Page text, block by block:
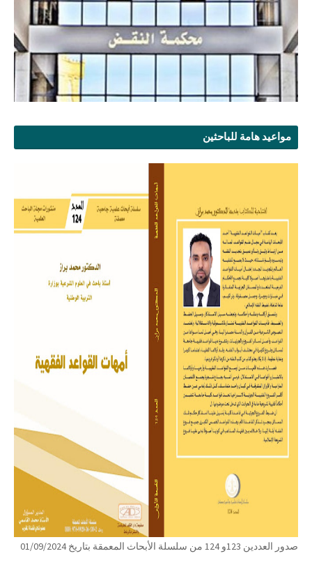
مواعيد هامة للباحثين
صدور العددين 123و 124 من سلسلة الأبحاث المعمقة بتاريخ 01/09/2024